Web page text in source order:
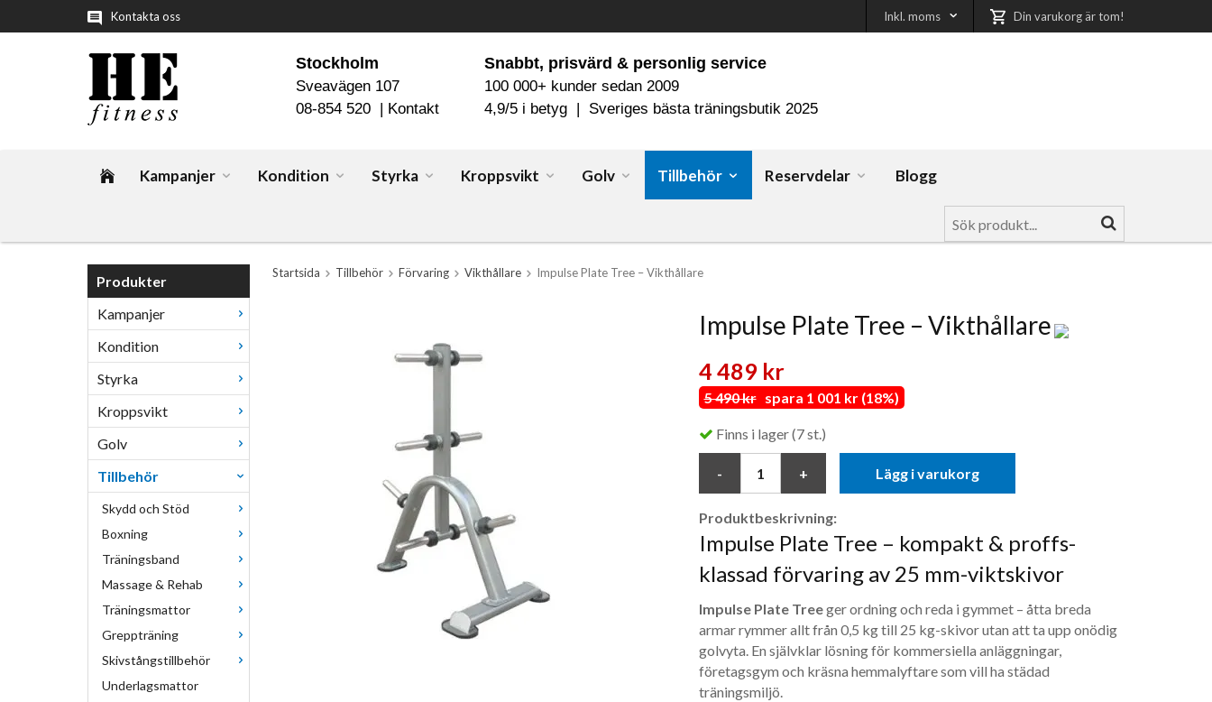
Kontakta oss Inkl. moms Din varukorg är tom!
Snabbt, prisvärd & personlig service
100 000+ kunder sedan 2009
4,9/5 i betyg | Sveriges bästa träningsbutik 2025
Stockholm
Sveavägen 107
08-854 520 | Kontakt
Kampanjer Kondition Styrka Kroppsvikt Golv Tillbehör Reservdelar Blogg
Produkter
Kampanjer
Kondition
Styrka
Kroppsvikt
Golv
Tillbehör
Skydd och Stöd
Boxning
Träningsband
Massage & Rehab
Träningsmattor
Greppträning
Skivstångstillbehör
Underlagsmattor
Startsida Tillbehör Förvaring Vikthållare Impulse Plate Tree – Vikthållare
Impulse Plate Tree – Vikthållare
4 489 kr
5 490 krspara 1 001 kr (18%)
Finns i lager (7 st.)
Lägg i varukorg
Produktbeskrivning:
Impulse Plate Tree – kompakt & proffs­
klassad förvaring av 25 mm-viktskivor
Impulse Plate Treeger ordning och reda i gymmet – åtta breda
armar rymmer allt från 0,5 kg till 25 kg-skivor utan att ta upp onödig
golvyta. En självklar lösning för kommersiella anläggningar,
företagsgym och kräsna hemmalyftare som vill ha städad
träningsmiljö.